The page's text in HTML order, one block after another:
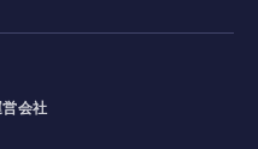
営会社